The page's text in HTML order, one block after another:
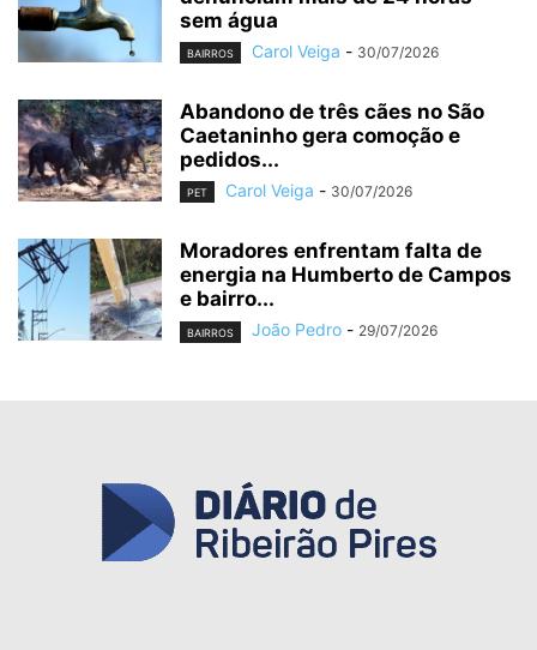
sem água
BAIRROS Carol Veiga - 30/07/2026
Abandono de três cães no São
Caetaninho gera comoção e
pedidos...
PET Carol Veiga - 30/07/2026
Moradores enfrentam falta de
energia na Humberto de Campos
e bairro...
BAIRROS João Pedro - 29/07/2026